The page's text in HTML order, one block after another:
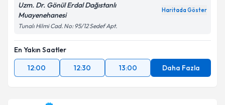
Metni 'ni okudum ve kişisel verilerimin belirtilen
kapsamda işlenmesini kabul ediyorum.
Uzm. Dr. Gönül Erdal Dağıstanlı
Muayenehanesi
Haritada Göster
Tunalı Hilmi Cad. No: 95/12 Sedef Apt.
En Yakın Saatler
12:00
12:30 13:00 Daha Fazla